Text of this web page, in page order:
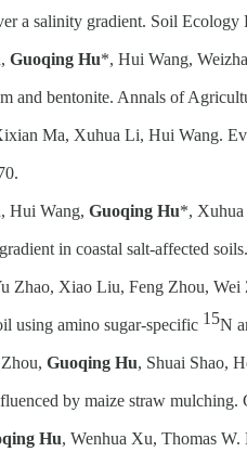
a salinity gradient. Soil Ecology
Guoqing Hu*, Hui Wang,
and bentonite. Annals of
Ma, Xuhua Li, Hui Wang.
Hui Wang, Guoqing Hu*, Xuhua
in coastal salt-affected
Zhao, Xiao Liu, Feng Zhou, Wei
using amino sugar-specific 15N
Guoqing Hu, Shuai Shao,
by maize straw mulching.
Hu, Wenhua Xu, Thomas